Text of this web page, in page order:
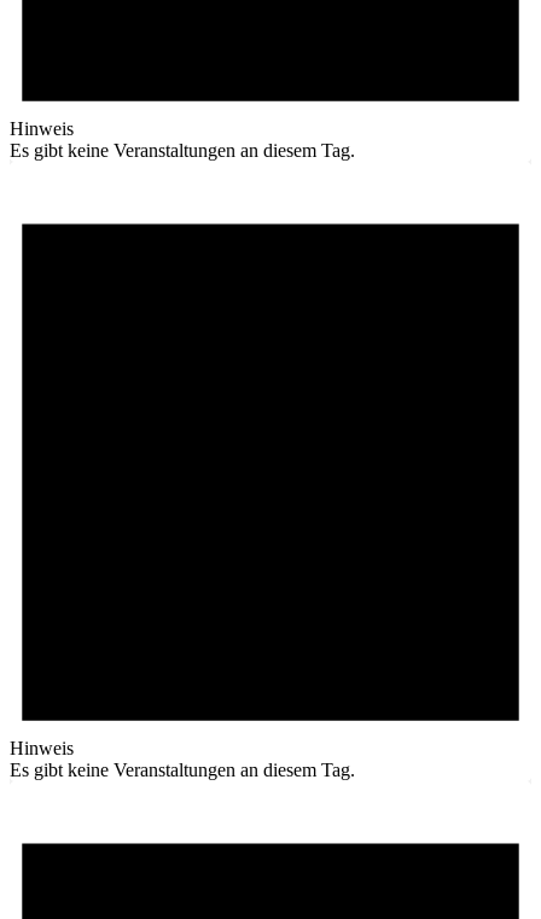
Hinweis
Es gibt keine Veranstaltungen an diesem Tag.
Hinweis
Es gibt keine Veranstaltungen an diesem Tag.